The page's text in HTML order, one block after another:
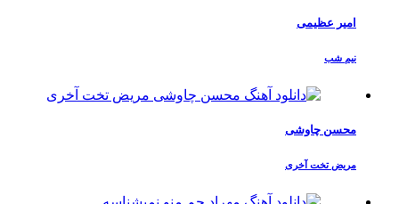
امیر عظیمی
نیم شب
محسن چاوشی
مریض تخت آخری